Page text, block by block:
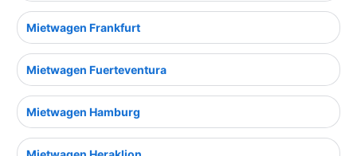
Mietwagen Frankfurt
Mietwagen Fuerteventura
Mietwagen Hamburg